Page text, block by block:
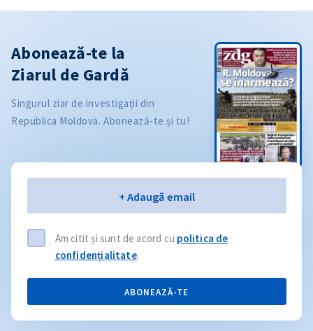
Abonează-te la
Ziarul de Gardă
Singurul ziar de investigații din
Republica Moldova. Abonează-te și tu!
+ Adaugă email
Am citit și sunt de acord cu politica de
confidențialitate.
ABONEAZĂ-TE